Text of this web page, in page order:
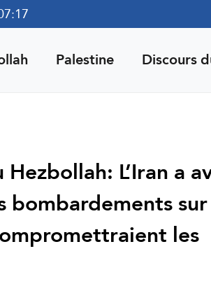
Palestine Discours
L’Iran a
bombardements
les